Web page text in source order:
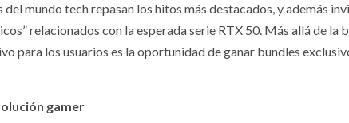
mundo tech repasan los hitos más destacados, y además
relacionados con la esperada serie RTX 50. Más allá de la
para los usuarios es la oportunidad de ganar bundles
gamer